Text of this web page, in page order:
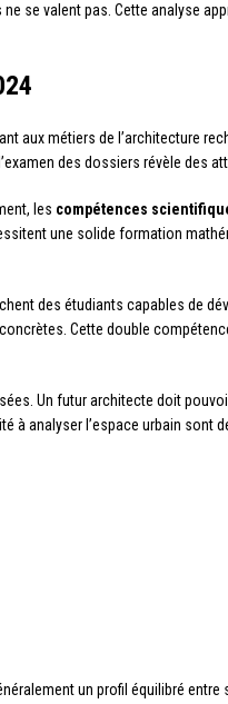
se valent pas. Cette analyse
aux métiers de l’architecture
des dossiers révèle des
les compétences
une solide formation
des étudiants capables de
Cette double
Un futur architecte doit
à analyser l’espace urbain sont
un profil équilibré